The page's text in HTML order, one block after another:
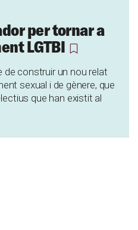
per tornar a
LGTBI
de construir un nou relat
sexual i de gènere, que
que han existit al